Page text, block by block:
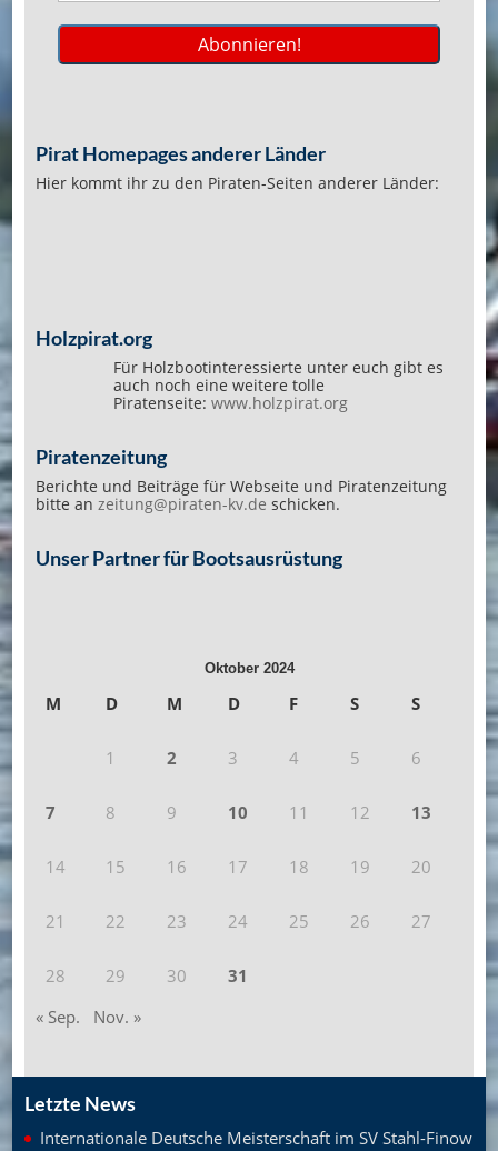
Pirat Homepages anderer Länder
Hier kommt ihr zu den Piraten-Seiten anderer Länder:
Holzpirat.org
Für Holzbootinteressierte unter euch gibt es
auch noch eine weitere tolle
Piratenseite: www.holzpirat.org
Piratenzeitung
Berichte und Beiträge für Webseite und Piratenzeitung
bitte an zeitung@piraten-kv.de schicken.
Unser Partner für Bootsausrüstung
Oktober 2024
M D M D F S S
1 2 3 4 5 6
7 8 9 10 11 12 13
14 15 16 17 18 19 20
21 22 23 24 25 26 27
28 29 30
31
« Sep.
Nov. »
Letzte News
Internationale Deutsche Meisterschaft im SV Stahl-Finow